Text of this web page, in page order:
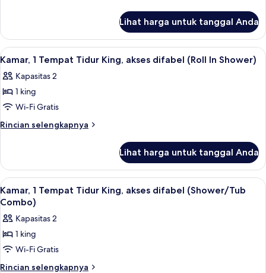
Kamar
Lihat harga untuk tanggal Anda
Lihat
semua
foto
untuk
Kamar,
1
King,
akses
difabel
(Roll
In
Shower)
Seprai katun Mesir, seprai premium,
2
Kamar, 1 Tempat Tidur King, akses difabel (Roll In Shower)
Kapasitas 2
1 king
Wi-Fi Gratis
Rincian selengkapnya
Rincian
Kamar,
Tempat
Tidur
akses
difabel
In
Shower)
Lihat harga untuk tanggal Anda
Lihat
semua
untuk
Kamar,
1
Tempat
Seprai katun Mesir, seprai premium,
2
Kamar, 1 Tempat Tidur King, akses difabel (Shower/Tub
Combo)
Kapasitas 2
1 king
Wi-Fi Gratis
Rincian selengkapnya
Rincian